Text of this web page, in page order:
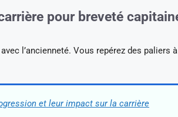
pour breveté
l’ancienneté. Vous repérez des paliers
et leur impact sur la carrière